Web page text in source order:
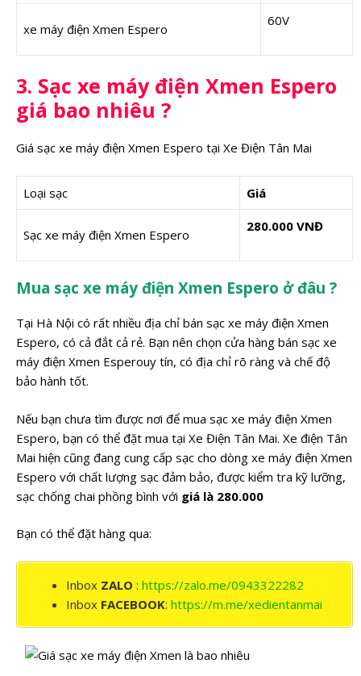
xe máy điện Xmen Espero
60V
3. Sạc xe máy điện Xmen Espero
giá bao nhiêu ?
Giá sạc xe máy điện Xmen Espero tại Xe Điện Tân Mai
Loại sạc Giá
Sạc xe máy điện Xmen Espero
280.000 VNĐ
Mua sạc xe máy điện Xmen Espero ở đâu ?
Tại Hà Nội có rất nhiều địa chỉ bán sạc xe máy điện Xmen
Espero, có cả đắt cả rẻ. Bạn nên chọn cửa hàng bán sạc xe
máy điện Xmen Esperouy tín, có địa chỉ rõ ràng và chế độ
bảo hành tốt.
Nếu bạn chưa tìm được nơi để mua sạc xe máy điện Xmen
Espero, bạn có thể đặt mua tại Xe Điện Tân Mai. Xe điện Tân
Mai hiện cũng đang cung cấp sạc cho dòng xe máy điện Xmen
Espero với chất lượng sạc đảm bảo, được kiểm tra kỹ lưỡng,
sạc chống chai phồng bình với giá là 280.000
Bạn có thể đặt hàng qua:
Inbox ZALO : https://zalo.me/0943322282
Inbox FACEBOOK: https://m.me/xedientanmai